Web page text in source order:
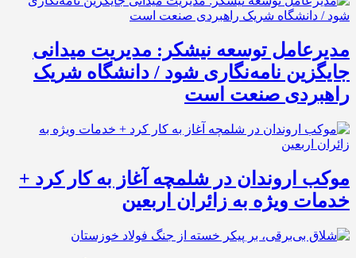
مدیرعامل توسعه نیشکر: مدیریت میدانی
جایگزین نامه‌نگاری شود / دانشگاه شریک
راهبردی صنعت است
موکب اروندان در شلمچه آغاز به کار کرد +
خدمات ویژه به زائران اربعین